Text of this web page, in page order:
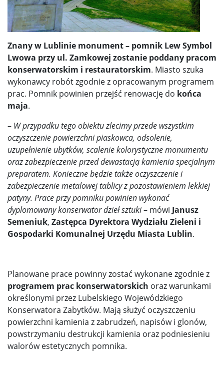
Znany w Lublinie monument – pomnik Lew Symbol
Lwowa przy ul. Zamkowej zostanie poddany pracom
konserwatorskim i restauratorskim. Miasto szuka
wykonawcy robót zgodnie z opracowanym programem
prac. Pomnik powinien przejść renowację do końca
maja.
– W przypadku tego obiektu zlecimy przede wszystkim
oczyszczenie powierzchni piaskowca, odsolenie,
uzupełnienie ubytków, scalenie kolorystyczne monumentu
oraz zabezpieczenie przed dewastacją kamienia specjalnym
preparatem. Konieczne będzie także oczyszczenie i
zabezpieczenie metalowej tablicy z pozostawieniem lekkiej
patyny. Prace przy pomniku powinien wykonać
dyplomowany konserwator dzieł sztuki– mówi Janusz
Semeniuk, Zastępca Dyrektora Wydziału Zieleni i
Gospodarki Komunalnej Urzędu Miasta Lublin.
Planowane prace powinny zostać wykonane zgodnie z
programem prac konserwatorskich oraz warunkami
określonymi przez Lubelskiego Wojewódzkiego
Konserwatora Zabytków. Mają służyć oczyszczeniu
powierzchni kamienia z zabrudzeń, napisów i glonów,
powstrzymaniu destrukcji kamienia oraz podniesieniu
walorów estetycznych pomnika.